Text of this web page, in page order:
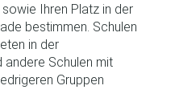
Ihren Platz in der
bestimmen. Schulen
in der
andere Schulen mit
Gruppen